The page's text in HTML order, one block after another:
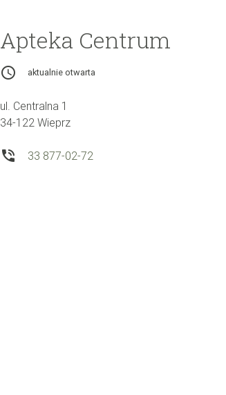
Apteka Centrum
access_time aktualnie otwarta
ul. Centralna 1
34-122 Wieprz
phone_in_talk 33 877-02-72